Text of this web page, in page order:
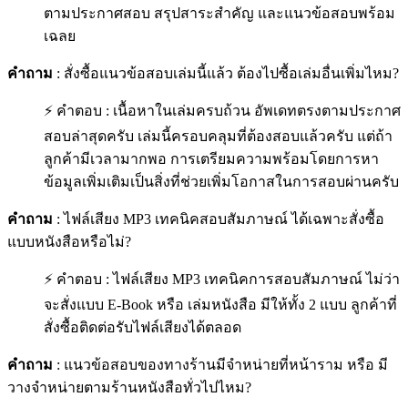
ตามประกาศสอบ สรุปสาระสำคัญ และแนวข้อสอบพร้อม
เฉลย
คำถาม : สั่งซื้อแนวข้อสอบเล่มนี้แล้ว ต้องไปซื้อเล่มอื่นเพิ่มไหม?
⚡ คำตอบ : เนื้อหาในเล่มครบถ้วน อัพเดทตรงตามประกาศ
สอบล่าสุดครับ เล่มนี้ครอบคลุมที่ต้องสอบแล้วครับ แต่ถ้า
ลูกค้ามีเวลามากพอ การเตรียมความพร้อมโดยการหา
ข้อมูลเพิ่มเติมเป็นสิ่งที่ช่วยเพิ่มโอกาสในการสอบผ่านครับ
คำถาม : ไฟล์เสียง MP3 เทคนิคสอบสัมภาษณ์ ได้เฉพาะสั่งซื้อ
แบบหนังสือหรือไม่?
⚡ คำตอบ : ไฟล์เสียง MP3 เทคนิคการสอบสัมภาษณ์ ไม่ว่า
จะสั่งแบบ E-Book หรือ เล่มหนังสือ มีให้ทั้ง 2 แบบ ลูกค้าที่
สั่งซื้อติดต่อรับไฟล์เสียงได้ตลอด
คำถาม : แนวข้อสอบของทางร้านมีจำหน่ายที่หน้าราม หรือ มี
วางจำหน่ายตามร้านหนังสือทั่วไปไหม?